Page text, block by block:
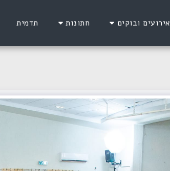
אירועים ובוקים חתונות תדמית